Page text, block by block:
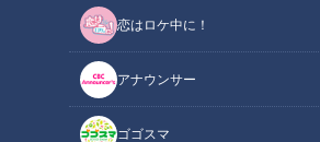
恋はロケ中に！
アナウンサー
ゴゴスマ
この記事の画像（全13枚）